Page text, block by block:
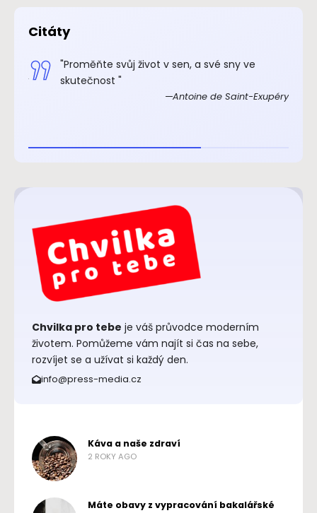
Citáty
"Proměňte svůj život v sen, a své sny ve
skutečnost "
Antoine de Saint-Exupéry
Chvilka pro tebe je váš průvodce moderním
životem. Pomůžeme vám najít si čas na sebe,
rozvíjet se a užívat si každý den.
info@press-media.cz
Káva a naše zdraví
2 ROKY AGO
Máte obavy z vypracování bakalářské